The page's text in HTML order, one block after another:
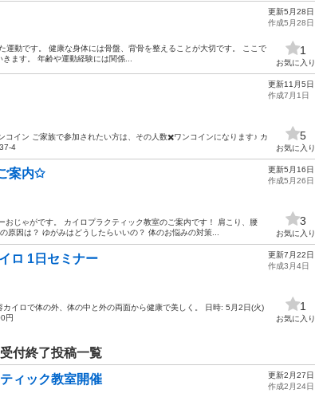
動です。 健康な身体には骨盤、背骨を整えることが大切です。 ここで
ます。 年齢や運動経験には関係...
更新5月28日
作成5月28日
1
お気に入り
コイン ご家族で参加されたい方は、その人数✖️ワンコインになります♪ カ
4
更新11月5日
作成7月1日
5
お気に入り
案内✩
おじゃがです。 カイロプラクティック教室のご案内です！ 肩こり、腰
原因は？ ゆがみはどうしたらいいの？ 体のお悩みの対策...
更新5月16日
作成5月26日
3
お気に入り
ロ 1日セミナー
イロで体の外、体の中と外の両面から健康で美しく。 日時: 5月2日(火)
円
更新7月22日
作成3月4日
1
お気に入り
付終了投稿一覧
ィック教室開催
更新2月27日
作成2月24日